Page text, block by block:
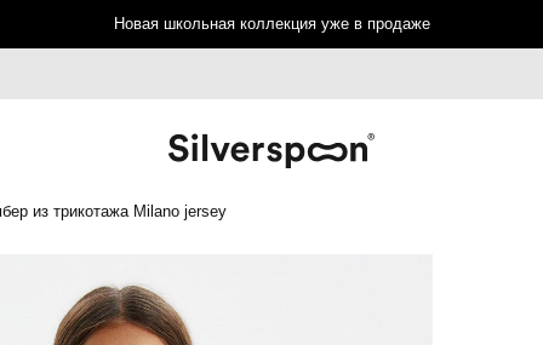
Новая школьная коллекция уже в продаже
из трикотажа Milano jersey